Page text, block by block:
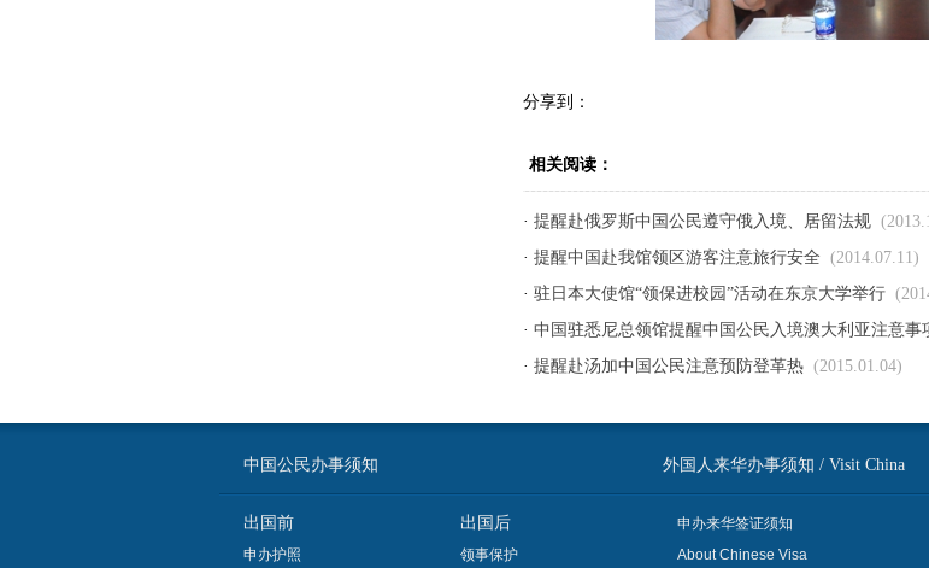
分享到：
相关阅读：
· 提醒赴俄罗斯中国公民遵守俄入境、居留法规
· 提醒中国赴我馆领区游客注意旅行安全 (2014.07.11)
· 驻日本大使馆“领保进校园”活动在东京大学举行
· 中国驻悉尼总领馆提醒中国公民入境澳大利亚注意事
· 提醒赴汤加中国公民注意预防登革热 (2015.01.04)
中国公民办事须知 外国人来华办事须知 / Visit China
出国前
申办护照
出国后
领事保护
申办来华签证须知
About Chinese Visa